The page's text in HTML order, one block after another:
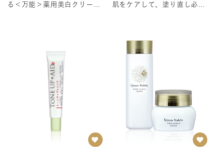
る＜万能＞薬用美白クリーム
肌をケアして、塗り直し必要